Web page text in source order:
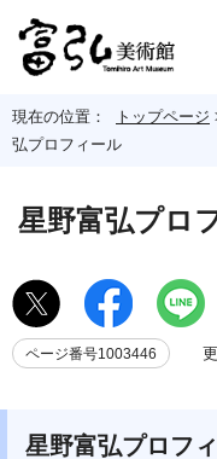
現在の位置： トップページ
弘プロフィール
星野富弘プロ
ページ番号1003446 更
星野富弘プロフ